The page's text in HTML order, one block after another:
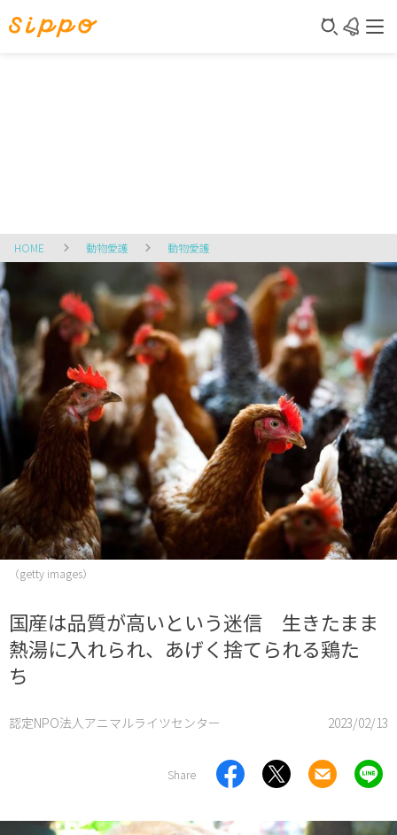
HOME 動物愛護 動物愛護
（getty images）
国産は品質が高いという迷信 生きたまま
熱湯に入れられ、あげく捨てられる鶏た
ち
認定NPO法人アニマルライツセンター 2023/02/13
Share